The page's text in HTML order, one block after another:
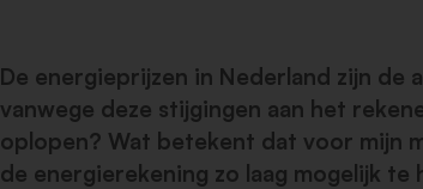
De energieprijzen in Nederland zijn de
vanwege deze stijgingen aan het
oplopen? Wat betekent dat voor mijn
de energierekening zo laag mogelijk